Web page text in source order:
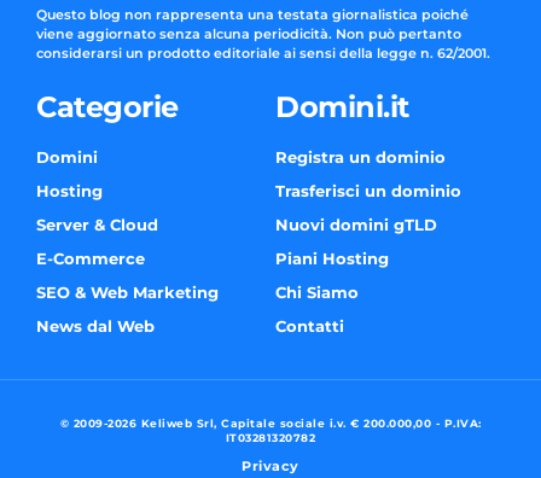
Questo blog non rappresenta una testata giornalistica poiché
viene aggiornato senza alcuna periodicità. Non può pertanto
considerarsi un prodotto editoriale ai sensi della legge n. 62/2001.
Categorie
Domini
Hosting
Server & Cloud
E-Commerce
SEO & Web Marketing
News dal Web
Domini.it
Registra un dominio
Trasferisci un dominio
Nuovi domini gTLD
Piani Hosting
Chi Siamo
Contatti
© 2009-2026 Keliweb Srl, Capitale sociale i.v. € 200.000,00 - P.IVA:
IT03281320782
Privacy